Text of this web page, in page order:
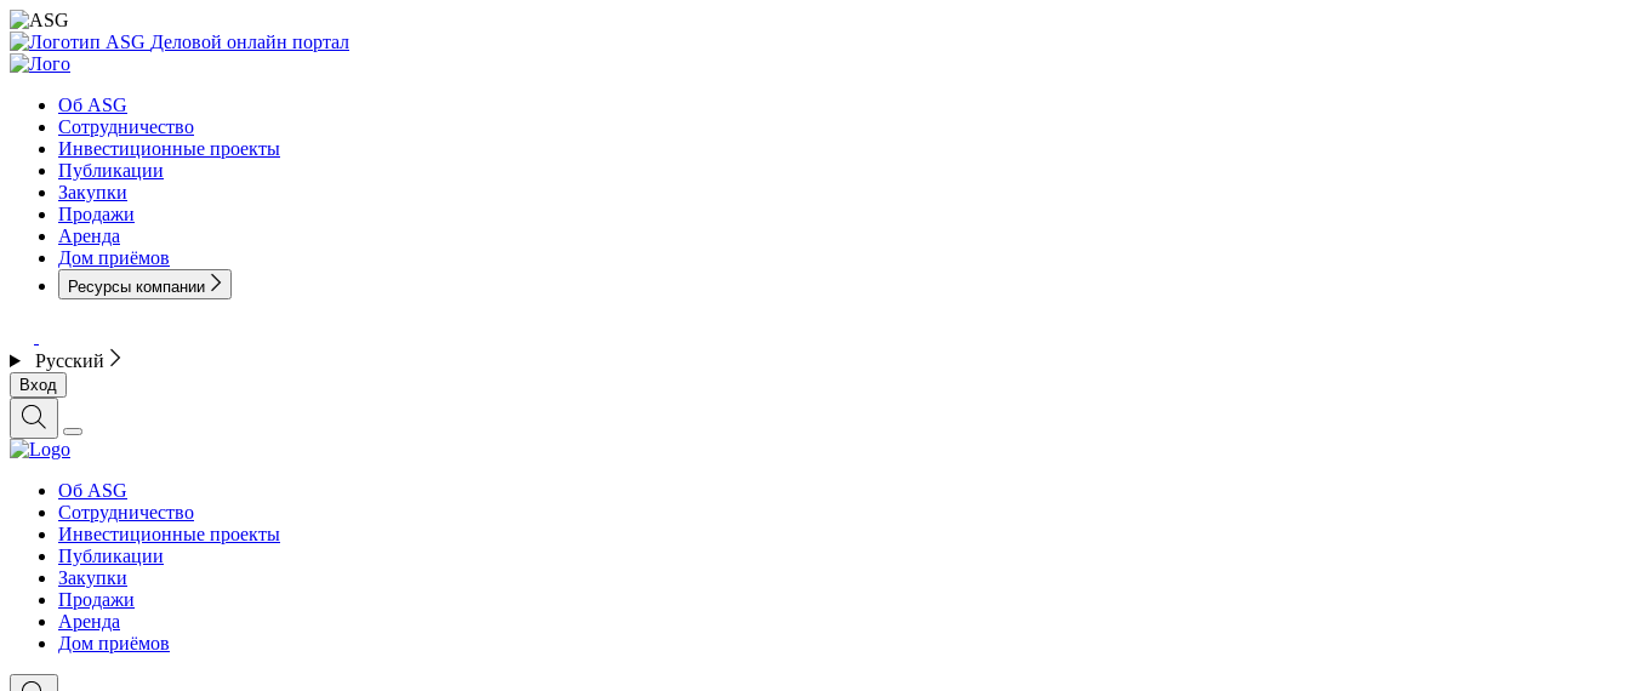
Деловой онлайн портал
Об ASG
Сотрудничество
Инвестиционные проекты
Публикации
Закупки
Продажи
Аренда
Дом приёмов
Ресурсы компании
Русский
Вход
Об ASG
Сотрудничество
Инвестиционные проекты
Публикации
Закупки
Продажи
Аренда
Дом приёмов